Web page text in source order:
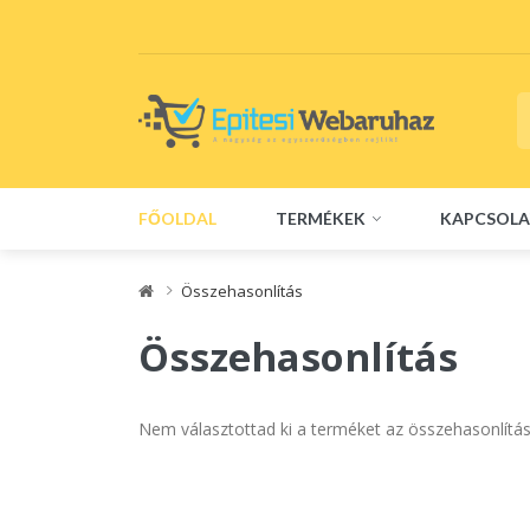
FŐOLDAL TERMÉKEK
Összehasonlítás
Összehasonlítás
Nem választottad ki a terméket az